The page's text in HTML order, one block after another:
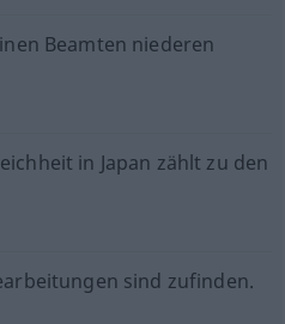
Beamten niederen
in Japan zählt zu den
sind zufinden.